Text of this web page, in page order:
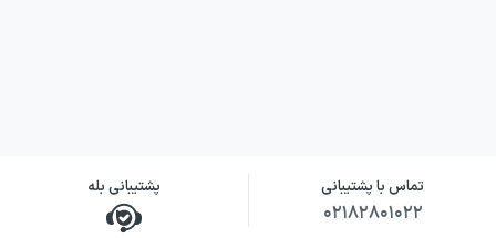
تماس با پشتیبانی
۰۲۱۸۲۸۰۱۰۲۲
پشتیبانی بله